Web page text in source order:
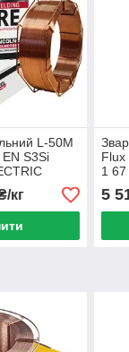
L-50M
S3Si
кг
Flux
1 67
5